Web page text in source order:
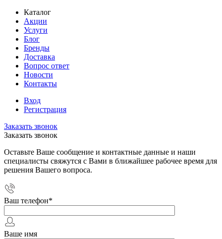
Каталог
Акции
Услуги
Блог
Бренды
Доставка
Вопрос ответ
Новости
Контакты
Вход
Регистрация
Заказать звонок
Заказать звонок
Оставьте Ваше сообщение и контактные данные и наши
специалисты свяжутся с Вами в ближайшее рабочее время для
решения Вашего вопроса.
Ваш телефон*
Ваше имя